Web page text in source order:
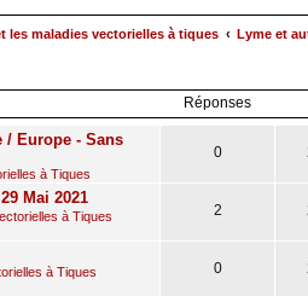
les maladies vectorielles à tiques Lyme et
Réponses
/ Europe - Sans
à Tiques
0
Mai 2021
à Tiques 2
à Tiques 0